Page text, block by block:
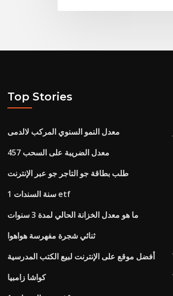
Top Stories
معدل النمو السنوي المركب لالدمى
457 معدل الضريبة على السحب
طلب بطاقة جو التاجر جو عبر الإنترنت
1 سنة السندات etf
ما هو معدل الخزانة الحالي لمدة 3 سنوات
ثنائي شجرة مفهرسة هواهوا
أفضل موقع على الإنترنت لبيع الكتب المدرسية
كواشا زامبيا